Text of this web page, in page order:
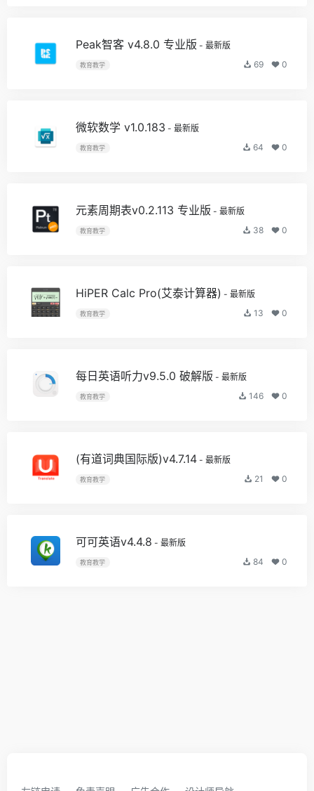
Peak智客 v4.8.0 专业版 - 最新版
教育教学 69 0
微软数学 v1.0.183 - 最新版
教育教学 64 0
元素周期表v0.2.113 专业版 - 最新版
教育教学 38 0
HiPER Calc Pro(艾泰计算器) - 最新版
教育教学 13 0
每日英语听力v9.5.0 破解版 - 最新版
教育教学 146 0
(有道词典国际版)v4.7.14 - 最新版
教育教学 21 0
可可英语v4.4.8 - 最新版
教育教学 84 0